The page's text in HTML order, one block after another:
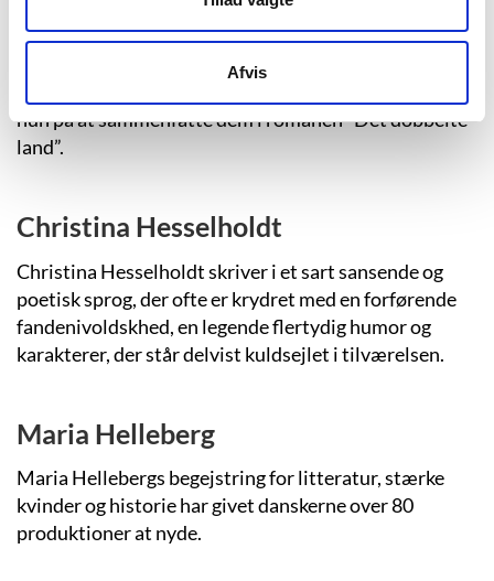
Afvis
I århundreder har den danske historiefortæller
Birgithe Kosovics serbiske slægt holdt sin blodige
fortid i live med mundtlige beretninger fra generation
hun på at sammenfatte dem i romanen “Det dobbelte
land”.
Christina Hesselholdt
Christina Hesselholdt skriver i et sart sansende og
poetisk sprog, der ofte er krydret med en forførende
fandenivoldskhed, en legende flertydig humor og
karakterer, der står delvist kuldsejlet i tilværelsen.
Maria Helleberg
Maria Hellebergs begejstring for litteratur, stærke
kvinder og historie har givet danskerne over 80
produktioner at nyde.